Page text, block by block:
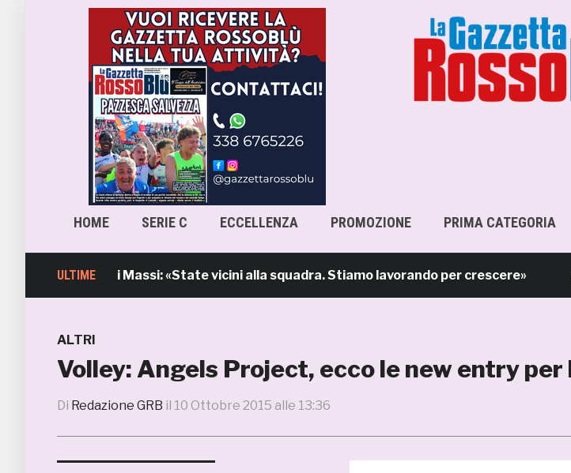
HOME SERIE C ECCELLENZA PROMOZIONE PRIMA CATEGORIA
ULTIME
di Massi: «State vicini alla squadra. Stiamo lavorando per crescere» 19 ore
ALTRI
Volley: Angels Project, ecco le new entry per
Di Redazione GRB il 10 Ottobre 2015 alle 13:36